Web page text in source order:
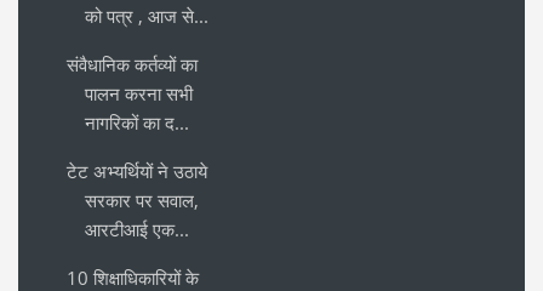
को पत्र , आज से...
संवैधानिक कर्तव्यों का
पालन करना सभी
नागरिकों का द...
टेट अभ्यर्थियों ने उठाये
सरकार पर सवाल,
आरटीआई एक...
10 शिक्षाधिकारियों के